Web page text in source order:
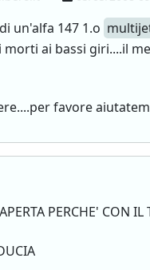
un'alfa 147 1.o
ai bassi giri....il
favore
APERTA PERCHE' CON